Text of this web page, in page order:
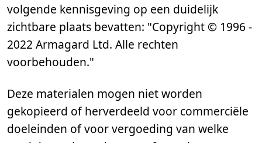
volgende kennisgeving op een duidelijk
zichtbare plaats bevatten: "Copyright © 1996 -
2022 Armagard Ltd. Alle rechten
voorbehouden."
Deze materialen mogen niet worden
gekopieerd of herverdeeld voor commerciële
doeleinden of voor vergoeding van welke